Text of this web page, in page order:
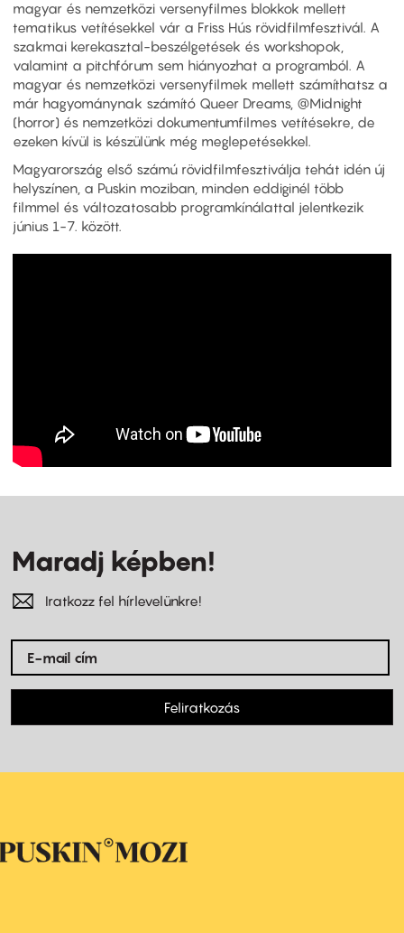
magyar és nemzetközi versenyfilmes blokkok mellett
tematikus vetítésekkel vár a Friss Hús rövidfilmfesztivál. A
szakmai kerekasztal-beszélgetések és workshopok,
valamint a pitchfórum sem hiányozhat a programból. A
magyar és nemzetközi versenyfilmek mellett számíthatsz a
már hagyománynak számító Queer Dreams, @Midnight
(horror) és nemzetközi dokumentumfilmes vetítésekre, de
ezeken kívül is készülünk még meglepetésekkel.
Magyarország első számú rövidfilmfesztiválja tehát idén új
helyszínen, a Puskin moziban, minden eddiginél több
filmmel és változatosabb programkínálattal jelentkezik
június 1-7. között.
Maradj képben!
Iratkozz fel hírlevelünkre!
Feliratkozás